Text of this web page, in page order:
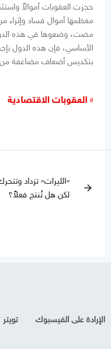
حجزت العقوبات أموالاً
معظمها أموال فساد وإثراء
مضت، وضعوها في هذه
الأساسي، فإن هذه الدول
بتكديس أضعاف مضاعفة من
العقوبات الاقتصادية
arrow_forward
«الليرات» تزداد
لكن هل تُنتج فعلاً؟
الإرادة على الفيسبوك تويتر